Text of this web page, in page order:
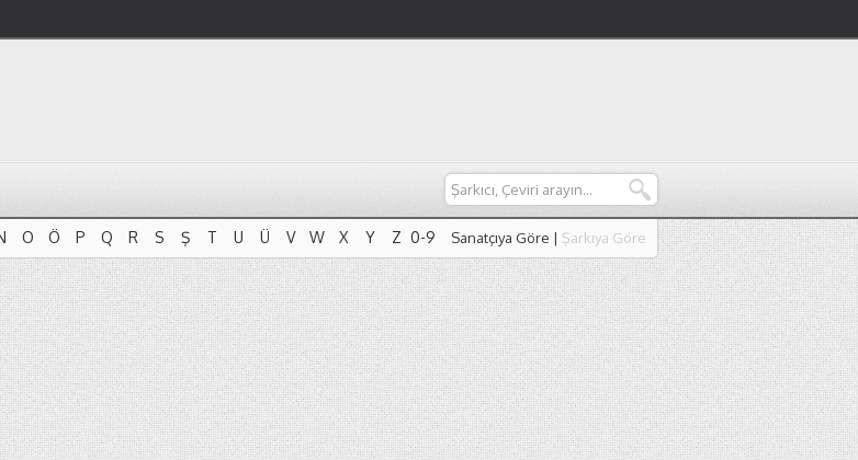
O Ö P Q R S Ş T U Ü V W X Y Z 0-9
O Ö P Q R S Ş T U Ü V W X Y Z 0-9
Sanatçıya Göre | Şarkıya Göre